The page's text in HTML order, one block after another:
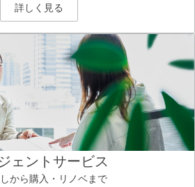
詳しく見る
ェントサービス
から購入・リノベまで